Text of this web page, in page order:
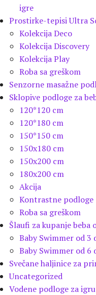
igre
Prostirke-tepisi Ultra
Kolekcija Deco
Kolekcija Discovery
Kolekcija Play
Roba sa greškom
Senzorne masažne
Sklopive podloge za
120*120 cm
120*180 cm
150*150 cm
150x180 cm
150x200 cm
180x200 cm
Akcija
Kontrastne podloge
Roba sa greškom
Šlaufi za kupanje beba
Baby Swimmer od 3
Baby Swimmer od 6
Svečane haljinice za
Uncategorized
Vodene podloge za igru